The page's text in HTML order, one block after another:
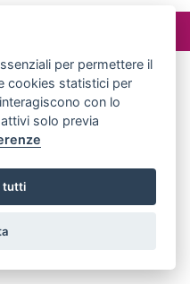
per permettere il
cookies statistici per
con lo
solo previa
tutti